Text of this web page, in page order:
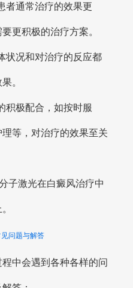
者通常治疗的效果更
更积极的治疗方案。
状况和对治疗的反应都
。
积极配合，如按时服
等，对治疗的效果至关
子激光在白癜风治疗中
问题与解答
中会遇到各种各样的问